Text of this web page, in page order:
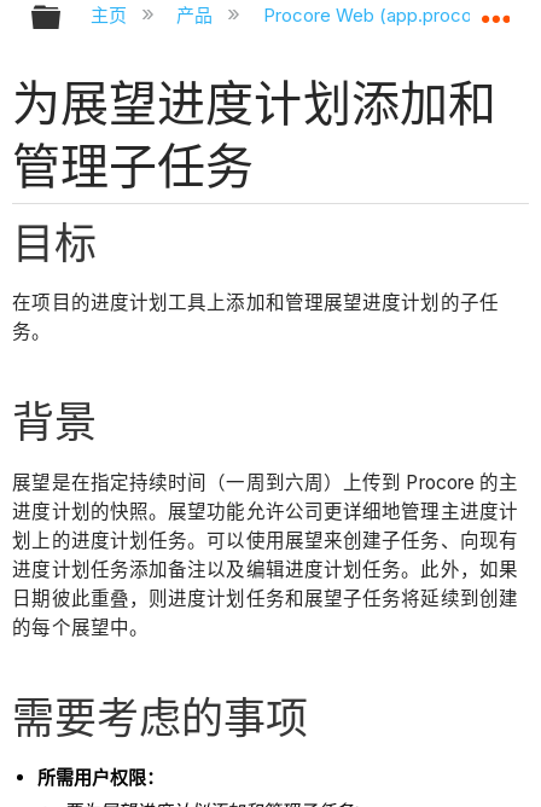
扩展/隐缩全局层次
主页 产品 Procore Web
为展望进度计划添加和
管理子任务
目标
在项目的进度计划工具上添加和管理展望进度计划的子任
务。
背景
展望是在指定持续时间（一周到六周）上传到 Procore 的主
进度计划的快照。展望功能允许公司更详细地管理主进度计
划上的进度计划任务。可以使用展望来创建子任务、向现有
进度计划任务添加备注以及编辑进度计划任务。此外，如果
日期彼此重叠，则进度计划任务和展望子任务将延续到创建
的每个展望中。
需要考虑的事项
所需用户权限：